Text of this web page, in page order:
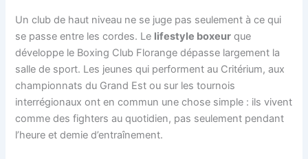
Un club de haut niveau ne se juge pas seulement à ce qui
se passe entre les cordes. Le lifestyle boxeur que
développe le Boxing Club Florange dépasse largement la
salle de sport. Les jeunes qui performent au Critérium, aux
championnats du Grand Est ou sur les tournois
interrégionaux ont en commun une chose simple : ils vivent
comme des fighters au quotidien, pas seulement pendant
l’heure et demie d’entraînement.